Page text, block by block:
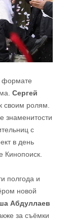
формате
Сергей
своим ролям.
знаменитости
с
в день
Кинопоиск.
полгода и
новой
Абдуллаев
за съёмки